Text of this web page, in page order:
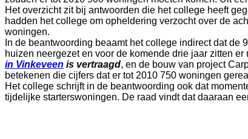
Het overzicht zit bij antwoorden die het college heeft
hadden het college om opheldering verzocht over de
woningen.
In de beantwoording beaamt het college indirect dat
huizen neergezet en voor de komende drie jaar zitten
in Vinkeveen is vertraagd, en de bouw van project
betekenen die cijfers dat er tot 2010 750 woningen
Het college schrijft in de beantwoording ook dat
tijdelijke starterswoningen. De raad vindt dat daaraan